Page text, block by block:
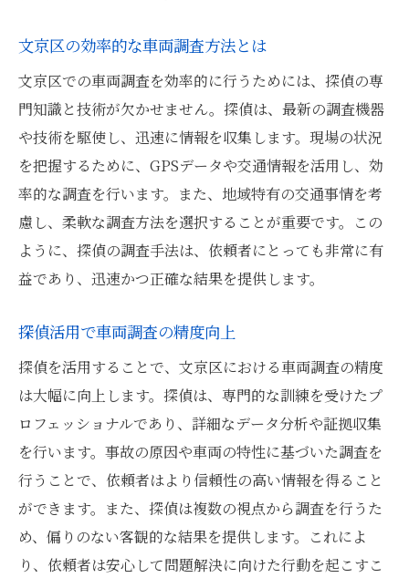
文京区の効率的な車両調査方法とは
文京区での車両調査を効率的に行うためには、探偵の専
門知識と技術が欠かせません。探偵は、最新の調査機器
や技術を駆使し、迅速に情報を収集します。現場の状況
を把握するために、GPSデータや交通情報を活用し、効
率的な調査を行います。また、地域特有の交通事情を考
慮し、柔軟な調査方法を選択することが重要です。この
ように、探偵の調査手法は、依頼者にとっても非常に有
益であり、迅速かつ正確な結果を提供します。
探偵活用で車両調査の精度向上
探偵を活用することで、文京区における車両調査の精度
は大幅に向上します。探偵は、専門的な訓練を受けたプ
ロフェッショナルであり、詳細なデータ分析や証拠収集
を行います。事故の原因や車両の特性に基づいた調査を
行うことで、依頼者はより信頼性の高い情報を得ること
ができます。また、探偵は複数の視点から調査を行うた
め、偏りのない客観的な結果を提供します。これによ
り、依頼者は安心して問題解決に向けた行動を起こすこ